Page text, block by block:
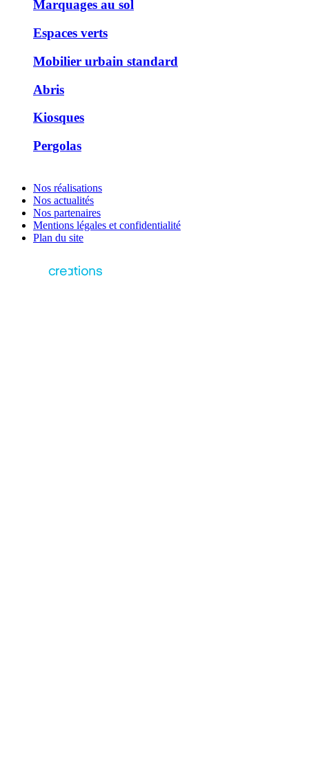
Marquages au sol
Espaces verts
Mobilier urbain standard
Abris
Kiosques
Pergolas
Nos réalisations
Nos actualités
Nos partenaires
Mentions légales et confidentialité
Plan du site